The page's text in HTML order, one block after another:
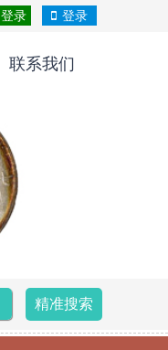
登录 登录
联系我们
精准搜索